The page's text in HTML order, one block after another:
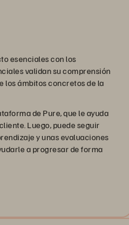
esenciales con los
validan su comprensión
los ámbitos concretos de la
de Pure, que le ayuda
Luego, puede seguir
y unas evaluaciones
a progresar de forma